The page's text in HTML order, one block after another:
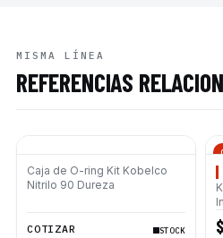
MISMA LÍNEA
REFERENCIAS
Caja de O-ring Kit Kobelco
Nitrilo 90 Dureza
COTIZAR STOCK